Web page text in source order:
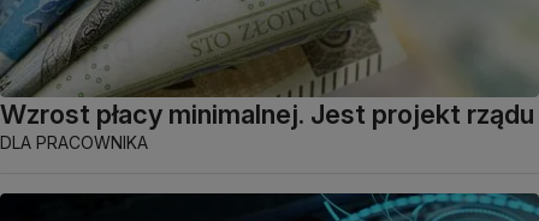
Wzrost płacy minimalnej. Jest projekt rządu
DLA PRACOWNIKA